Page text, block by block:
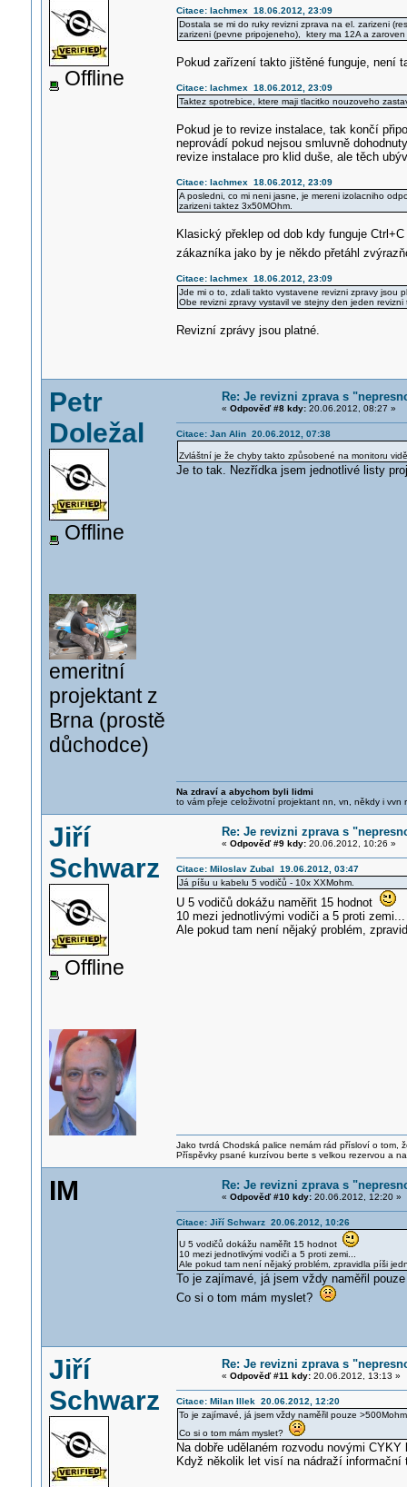
Offline
Citace: lachmex 18.06.2012, 23:09
Dostala se mi do ruky revizni zprava na el. zarizeni
zarizeni (pevne pripojeneho), ktery ma 12A a
Pokud zařízení takto jištěné funguje, není
Citace: lachmex 18.06.2012, 23:09
Taktez spotrebice, ktere maji tlacitko nouzoveho
Pokud je to revize instalace, tak končí
neprovádí pokud nejsou smluvně
revize instalace pro klid duše, ale těch
Citace: lachmex 18.06.2012, 23:09
A posledni, co mi neni jasne, je mereni izolacniho
zarizeni taktez 3x50MOhm.
Klasický překlep od dob kdy funguje
zákazníka jako by je někdo přetáhl
Citace: lachmex 18.06.2012, 23:09
Jde mi o to, zdali takto vystavene revizni zpravy jsou
Obe revizni zpravy vystavil ve stejny den jeden
Revizní zprávy jsou platné.
Petr
Doležal
Offline
emeritní
projektant z
Brna (prostě
důchodce)
Re: Je revizni zprava s
« Odpověď #8 kdy:20.06.2012, 08:27 »
Citace: Jan Alin 20.06.2012, 07:38
Zvláštní je že chyby takto způsobené na monitoru
Je to tak. Nezřídka jsem jednotlivé listy
Na zdraví a abychom byli lidmi
to vám přeje celoživotní projektant nn, vn, někdy i vvn
Jiří
Schwarz
Offline
Re: Je revizni zprava s
« Odpověď #9 kdy:20.06.2012, 10:26 »
Citace: Miloslav Zubal 19.06.2012, 03:47
Já píšu u kabelu 5 vodičů - 10x XXMohm.
U 5 vodičů dokážu naměřit 15 hodnot
10 mezi jednotlivými vodiči a 5 proti zemi...
Ale pokud tam není nějaký problém,
Jako tvrdá Chodská palice nemám rád přísloví o tom,
Příspěvky psané kurzívou berte s velkou rezervou a
IM Re: Je revizni zprava s
« Odpověď #10 kdy:20.06.2012, 12:20 »
Citace: Jiří Schwarz 20.06.2012, 10:26
U 5 vodičů dokážu naměřit 15 hodnot
10 mezi jednotlivými vodiči a 5 proti zemi...
Ale pokud tam není nějaký problém, zpravidla píši
To je zajímavé, já jsem vždy naměřil
Co si o tom mám myslet?
Jiří
Schwarz
Re: Je revizni zprava s
« Odpověď #11 kdy:20.06.2012, 13:13 »
Citace: Milan Illek 20.06.2012, 12:20
To je zajímavé, já jsem vždy naměřil pouze
Co si o tom mám myslet?
Na dobře udělaném rozvodu novými
Když několik let visí na nádraží